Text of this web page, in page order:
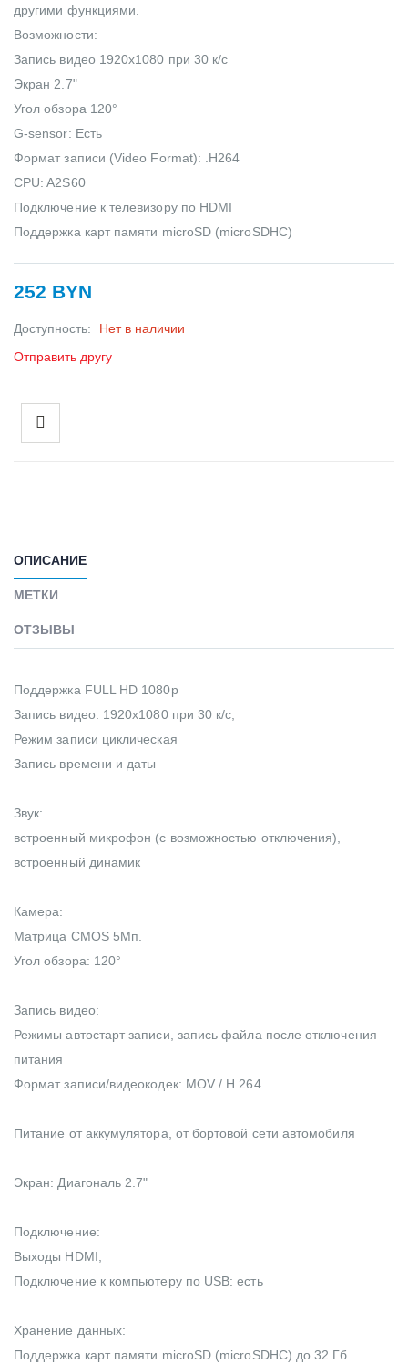
другими функциями.
Возможности:
Запись видео 1920x1080 при 30 к/с
Экран 2.7"
Угол обзора 120°
G-sensor: Есть
Формат записи (Video Format): .H264
CPU: A2S60
Подключение к телевизору по HDMI
Поддержка карт памяти microSD (microSDHC)
252 BYN
Доступность:
Нет в наличии
Отправить другу
ОПИСАНИЕ
МЕТКИ
ОТЗЫВЫ
Поддержка FULL HD 1080p
Запись видео: 1920x1080 при 30 к/с,
Режим записи циклическая
Запись времени и даты
Звук:
встроенный микрофон (с возможностью отключения),
встроенный динамик
Камера:
Матрица CMOS 5Мп.
Угол обзора: 120°
Запись видео:
Режимы автостарт записи, запись файла после отключения
питания
Формат записи/видеокодек: MOV / H.264
Питание от аккумулятора, от бортовой сети автомобиля
Экран: Диагональ 2.7"
Подключение:
Выходы HDMI,
Подключение к компьютеру по USB: есть
Хранение данных:
Поддержка карт памяти microSD (microSDHC) до 32 Гб